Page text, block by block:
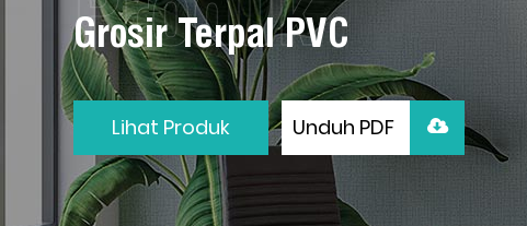
Grosir Terpal PVC
Lihat Produk Unduh PDF